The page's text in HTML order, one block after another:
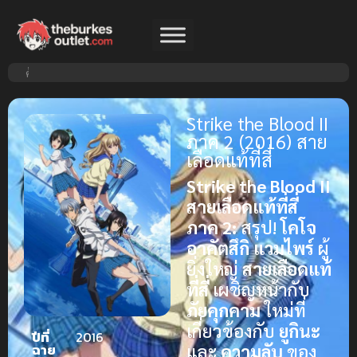
ปีที่
ฉาย
2016
Strike the Blood II
ภาค 2 (2016) สาย
เลือดแท้ที่สี่
Strike the Blood II
สายเลือดแท้ที่สี่
ภาค 2:สรุป!โคโจ
อาคัตสึกิแวมไพร์ ผู้
ยิ่งใหญ่สายเลือดแท้
ที่สี่เผชิญหน้ากับ
ภัยคุกคามใหม่ที่
เกี่ยวข้องกับ ยูกินะ
และความลับของ